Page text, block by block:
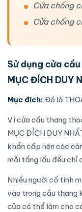
Cửa chống
Cửa chống
Sử dụng cửa
MỤC ĐÍCH DUY
Mục đích: Đó là
Vìcửa cầu thang
MỤC ĐÍCH DUY
khẩn cấp nên các
mỗi tầng lầu đều chỉ
Nhiều người cố tình
vào trong cầu thang
cửa có thể làm cho